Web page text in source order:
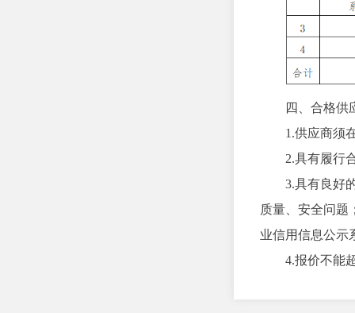
四、合格供
1.供应商须
2.具有履行
3.具有良好
质量、安全问题
业信用信息公示
4.报价不能